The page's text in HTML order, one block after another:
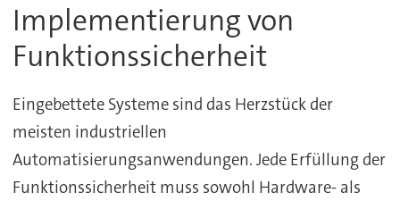
Implementierung von
Funktionssicherheit
Eingebettete Systeme sind das Herzstück der
meisten industriellen
Automatisierungsanwendungen. Jede Erfüllung der
Funktionssicherheit muss sowohl Hardware- als